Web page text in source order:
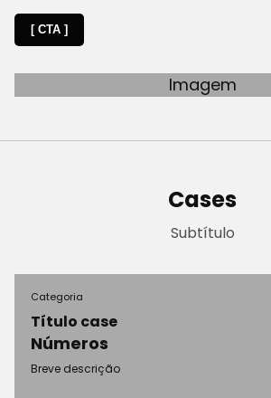
[ CTA ]
Imagem
Cases
Subtítulo
Categoria
Título case
Números
Breve descrição